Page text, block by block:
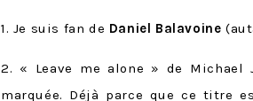
1. Je suis fan de Daniel Balavoine
2. « Leave me alone » de
marquée. Déjà parce que ce titre